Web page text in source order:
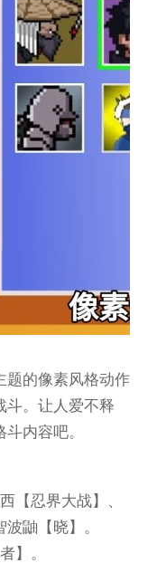
题的像素风格动作
斗。让人爱不释
内容吧。
【忍界大战】、
鼬【晓】。
】。